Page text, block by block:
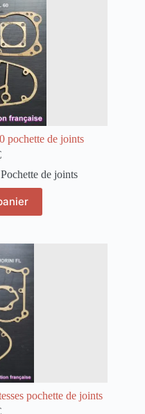
de joints
Pochette de joints
pochette de joints